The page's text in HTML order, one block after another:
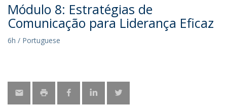
Módulo 8: Estratégias de
Comunicação para Liderança Eficaz
6h / Portuguese